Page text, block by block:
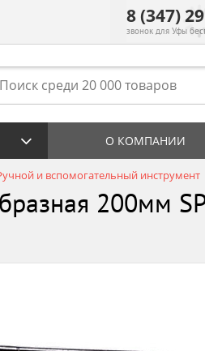
8 (347)
звонок для Уфы
О КОМПАНИИ
и вспомогательный инструмент
200мм